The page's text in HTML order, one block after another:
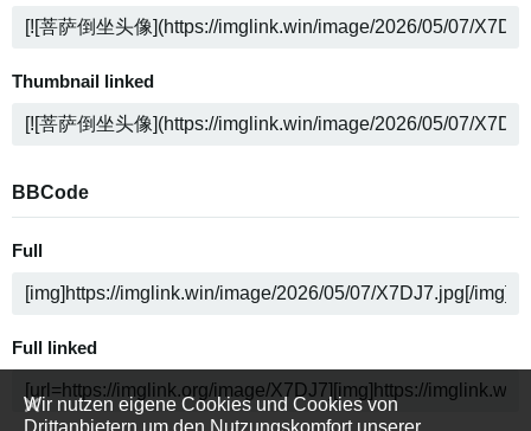
Thumbnail linked
BBCode
Full
Full linked
Wir nutzen eigene Cookies und Cookies von
Drittanbietern um den Nutzungskomfort unserer